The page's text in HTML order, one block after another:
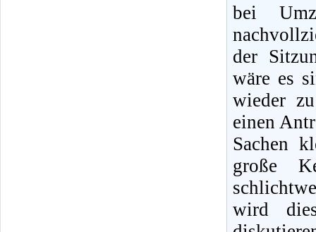
bei
der
wäre es
wieder
einen
Sachen
große
wird